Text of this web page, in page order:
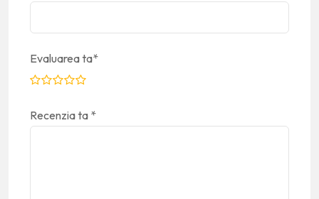
Evaluarea ta*
Recenzia ta *